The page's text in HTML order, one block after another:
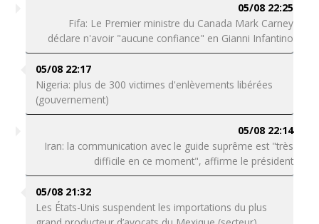
05/08 22:25
Fifa: Le Premier ministre du Canada Mark Carney
déclare n'avoir "aucune confiance" en Gianni Infantino
05/08 22:17
Nigeria: plus de 300 victimes d'enlèvements libérées
(gouvernement)
05/08 22:14
Iran: la communication avec le guide suprême est "très
difficile en ce moment", affirme le président
05/08 21:32
Les États-Unis suspendent les importations du plus